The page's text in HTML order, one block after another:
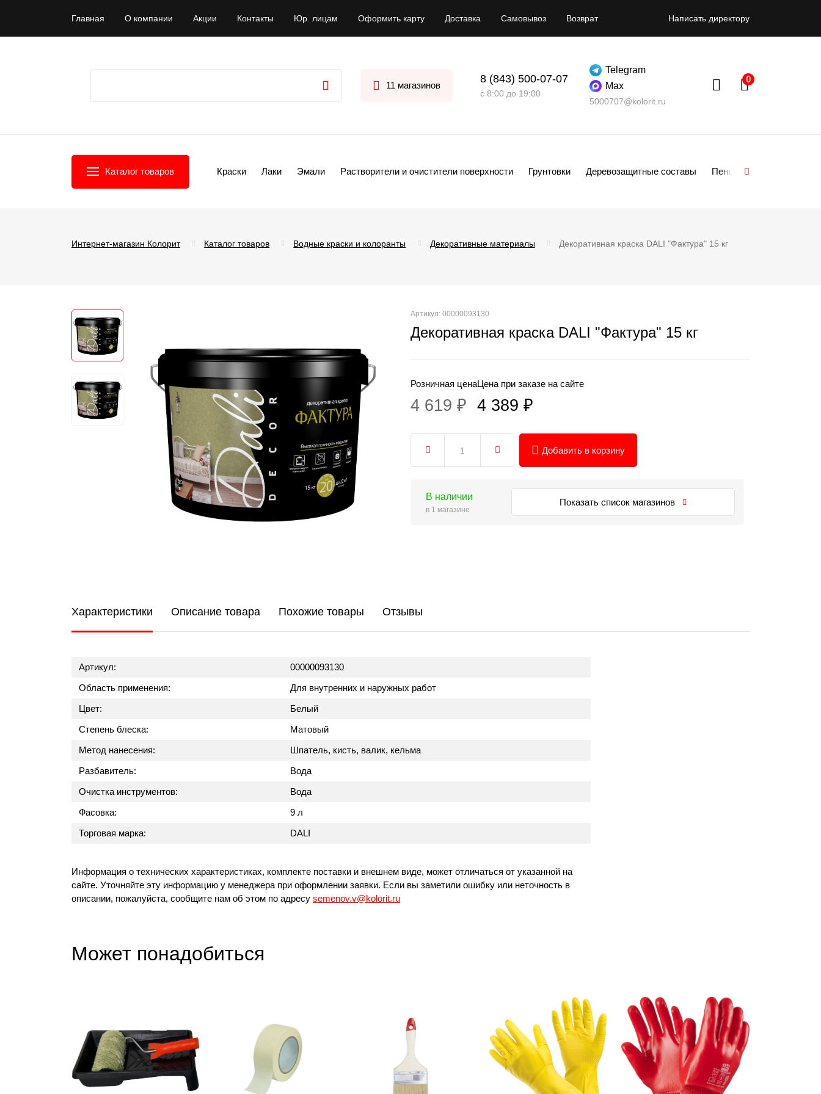
Главная О компании Акции Контакты Юр. лицам Оформить карту Доставка Самовывоз Возврат Написать директору
11 магазинов
8 (843) 500-07-07
с 8:00 до 19:00
Telegram
Max
5000707@kolorit.ru
Каталог товаров Краски Лаки Эмали Растворители и очистители поверхности Грунтовки Деревозащитные составы Пены
Интернет-магазин Колорит Каталог товаров Водные краски и колоранты Декоративные материалы Декоративная краска DALI "Фактура" 15 кг
Артикул: 00000093130
Декоративная краска DALI "Фактура" 15 кг
Розничная цена
4 619 ₽
Цена при заказе на сайте
4 389 ₽
Добавить в корзину
В наличии
в 1 магазине
Показать список магазинов
Характеристики Описание товара Похожие товары Отзывы
Артикул:
00000093130
Область применения:
Для внутренних и наружных работ
Цвет:
Белый
Степень блеска:
Матовый
Метод нанесения:
Шпатель, кисть, валик, кельма
Разбавитель:
Вода
Очистка инструментов:
Вода
Фасовка:
9 л
Торговая марка:
DALI
Информация о технических характеристиках, комплекте поставки и внешнем виде, может отличаться от указанной на
сайте. Уточняйте эту информацию у менеджера при оформлении заявки. Если вы заметили ошибку или неточность в
описании, пожалуйста, сообщите нам об этом по адресу semenov.v@kolorit.ru
Может понадобиться